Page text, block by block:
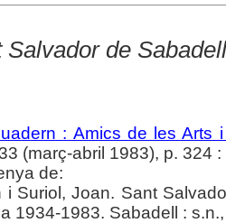
Salvador de Sabadell
: Amics de les Arts
(març-abril 1983), p. 324 :
de:
i Suriol, Joan. Sant
1934-1983. Sabadell :